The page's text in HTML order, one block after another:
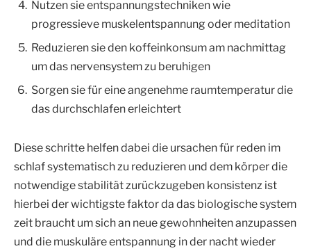
Nutzen sie entspannungstechniken wie
progressieve muskelentspannung oder meditation
Reduzieren sie den koffeinkonsum am nachmittag
um das nervensystem zu beruhigen
Sorgen sie für eine angenehme raumtemperatur die
das durchschlafen erleichtert
Diese schritte helfen dabei die ursachen für reden im
schlaf systematisch zu reduzieren und dem körper die
notwendige stabilität zurückzugeben konsistenz ist
hierbei der wichtigste faktor da das biologische system
zeit braucht um sich an neue gewohnheiten anzupassen
und die muskuläre entspannung in der nacht wieder